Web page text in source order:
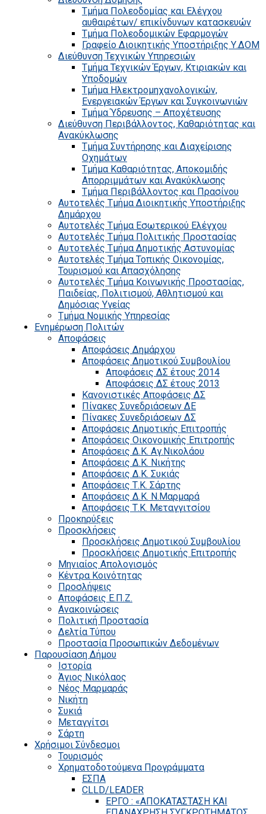
Τμήμα Πολεοδομίας και Ελέγχου
αυθαιρέτων/ επικίνδυνων κατασκευών
Τμήμα Πολεοδομικών Εφαρμογών
Γραφείο Διοικητικής Υποστήριξης Υ.ΔΟΜ
Διεύθυνση Τεχνικών Υπηρεσιών
Τμήμα Τεχνικών Έργων, Κτιριακών και
Υποδομών
Τμήμα Ηλεκτρομηχανολογικών,
Ενεργειακών Έργων και Συγκοινωνιών
Τμήμα Ύδρευσης – Αποχέτευσης
Διεύθυνση Περιβάλλοντος, Καθαριότητας και
Ανακύκλωσης
Τμήμα Συντήρησης και Διαχείρισης
Οχημάτων
Τμήμα Καθαριότητας, Αποκομιδής
Απορριμμάτων και Ανακύκλωσης
Τμήμα Περιβάλλοντος και Πρασίνου
Αυτοτελές Τμήμα Διοικητικής Υποστήριξης
Δημάρχου
Αυτοτελές Τμήμα Εσωτερικού Ελέγχου
Αυτοτελές Τμήμα Πολιτικής Προστασίας
Αυτοτελές Τμήμα Δημοτικής Αστυνομίας
Αυτοτελές Τμήμα Τοπικής Οικονομίας,
Τουρισμού και Απασχόλησης
Αυτοτελές Τμήμα Κοινωνικής Προστασίας,
Παιδείας, Πολιτισμού, Αθλητισμού και
Δημόσιας Υγείας
Τμήμα Νομικής Υπηρεσίας
Ενημέρωση Πολιτών
Αποφάσεις
Αποφάσεις Δημάρχου
Αποφάσεις Δημοτικού Συμβουλίου
Αποφάσεις ΔΣ έτους 2014
Αποφάσεις ΔΣ έτους 2013
Κανονιστικές Αποφάσεις ΔΣ
Πίνακες Συνεδριάσεων ΔΕ
Πίνακες Συνεδριάσεων ΔΣ
Αποφάσεις Δημοτικής Επιτροπής
Αποφάσεις Οικονομικής Επιτροπής
Αποφάσεις Δ.Κ. Αγ.Νικολάου
Αποφάσεις Δ.Κ. Νικήτης
Αποφάσεις Δ.Κ. Συκιάς
Αποφάσεις Τ.Κ. Σάρτης
Αποφάσεις Δ.Κ. Ν.Μαρμαρά
Αποφάσεις Τ.Κ. Μεταγγιτσίου
Προκηρύξεις
Προσκλήσεις
Προσκλήσεις Δημοτικού Συμβουλίου
Προσκλήσεις Δημοτικής Επιτροπής
Μηνιαίος Απολογισμός
Κέντρα Κοινότητας
Προσλήψεις
Αποφάσεις Ε.Π.Ζ.
Ανακοινώσεις
Πολιτική Προστασία
Δελτία Τύπου
Προστασία Προσωπικών Δεδομένων
Παρουσίαση Δήμου
Ιστορία
Άγιος Νικόλαος
Νέος Μαρμαράς
Νικήτη
Συκιά
Μεταγγίτσι
Σάρτη
Χρήσιμοι Σύνδεσμοι
Τουρισμός
Χρηματοδοτούμενα Προγράμματα
ΕΣΠΑ
CLLD/LEADER
ΕΡΓΟ : «ΑΠΟΚΑΤΑΣΤΑΣΗ ΚΑΙ